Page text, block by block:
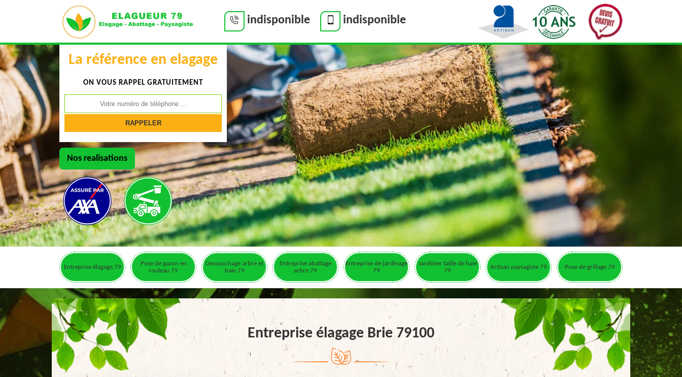
indisponible indisponible
La référence en elagage
ON VOUS RAPPEL GRATUITEMENT
Nos realisations
Entreprise élagage 79
Pose de gazon en
rouleau 79
Dessouchage arbre et
haie 79
Entreprise abattage
arbre 79
Entreprise de jardinage
79
Jardinier taille de haie
79
Artisan paysagiste 79 Pose de grillage 79
Entreprise élagage Brie 79100